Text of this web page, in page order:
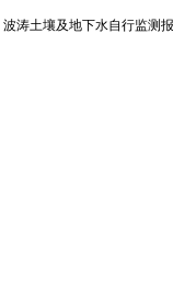
波涛土壤及地下水自行监测